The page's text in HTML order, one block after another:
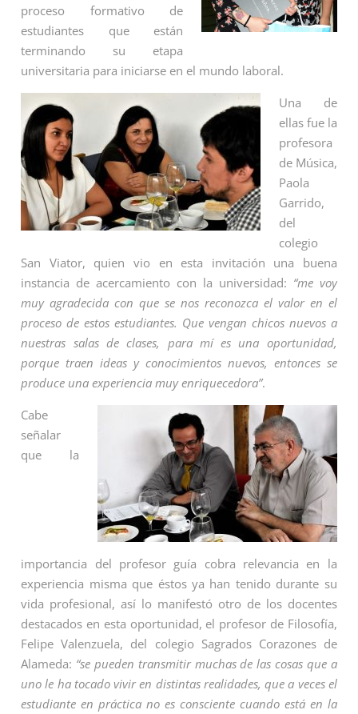
proceso formativo de
estudiantes que están
terminando su etapa
universitaria para iniciarse en el mundo laboral.
Una de
ellas fue la
profesora
de Música,
Paola
Garrido,
del
colegio
San Viator, quien vio en esta invitación una buena
instancia de acercamiento con la universidad: “me voy
muy agradecida con que se nos reconozca el valor en el
proceso de estos estudiantes. Que vengan chicos nuevos a
nuestras salas de clases, para mí es una oportunidad,
porque traen ideas y conocimientos nuevos, entonces se
produce una experiencia muy enriquecedora”.
Cabe
señalar
que la
importancia del profesor guía cobra relevancia en la
experiencia misma que éstos ya han tenido durante su
vida profesional, así lo manifestó otro de los docentes
destacados en esta oportunidad, el profesor de Filosofía,
Felipe Valenzuela, del colegio Sagrados Corazones de
Alameda: “se pueden transmitir muchas de las cosas que a
uno le ha tocado vivir en distintas realidades, que a veces el
estudiante en práctica no es consciente cuando está en la